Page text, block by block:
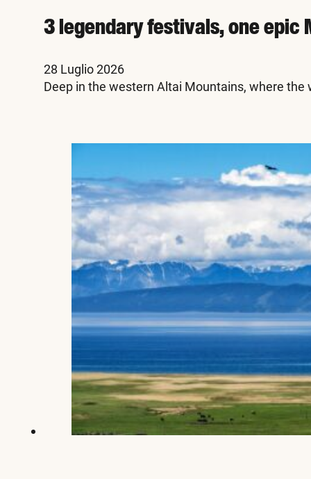
3 legendary festivals, one epic
28 Luglio 2026
Deep in the western Altai Mountains, where